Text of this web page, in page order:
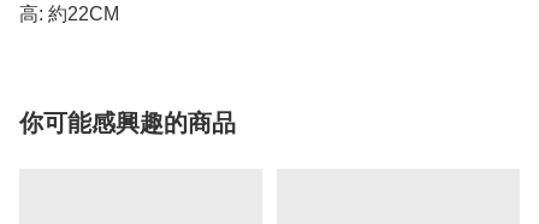
高: 約22CM
你可能感興趣的商品